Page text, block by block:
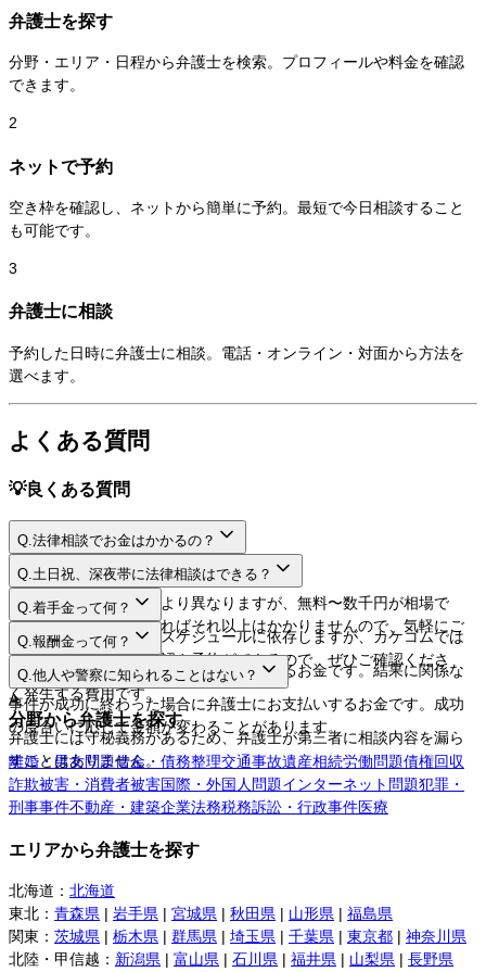
弁護士を探す
分野・エリア・日程から弁護士を検索。プロフィールや料金を確認
できます。
2
ネットで予約
空き枠を確認し、ネットから簡単に予約。最短で今日相談すること
も可能です。
3
弁護士に相談
予約した日時に弁護士に相談。電話・オンライン・対面から方法を
選べます。
よくある質問
💡良くある質問
Q. 法律相談でお金はかかるの？
A.
法律相談料は弁護士により異なりますが、無料〜数千円が相場で
す。相談するだけであればそれ以上はかかりませんので、気軽にご
利用してください。
Q. 土日祝、深夜帯に法律相談はできる？
A.
日程や時間は弁護士のスケジュールに依存しますが、カケコムでは
ネットから空き枠の確認や予約ができるので、ぜひご確認くださ
い。
Q. 着手金って何？
A.
弁護士に事件を依頼する際にお支払いするお金です。結果に関係な
く発生する費用です。
Q. 報酬金って何？
A.
事件が成功に終わった場合に弁護士にお支払いするお金です。成功
の度合いに応じて金額が変わることがあります。
Q. 他人や警察に知られることはない？
A.
弁護士には守秘義務があるため、弁護士が第三者に相談内容を漏ら
すことはありません。
分野から弁護士を探す
離婚・男女問題借金・債務整理交通事故遺産相続労働問題債権回収
詐欺被害・消費者被害国際・外国人問題インターネット問題犯罪・
刑事事件不動産・建築企業法務税務訴訟・行政事件医療
エリアから弁護士を探す
北海道 ： 北海道
東北 ： 青森県 | 岩手県 | 宮城県 | 秋田県 | 山形県 | 福島県
関東 ： 茨城県 | 栃木県 | 群馬県 | 埼玉県 | 千葉県 | 東京都 | 神奈川県
北陸・甲信越 ： 新潟県 | 富山県 | 石川県 | 福井県 | 山梨県 | 長野県